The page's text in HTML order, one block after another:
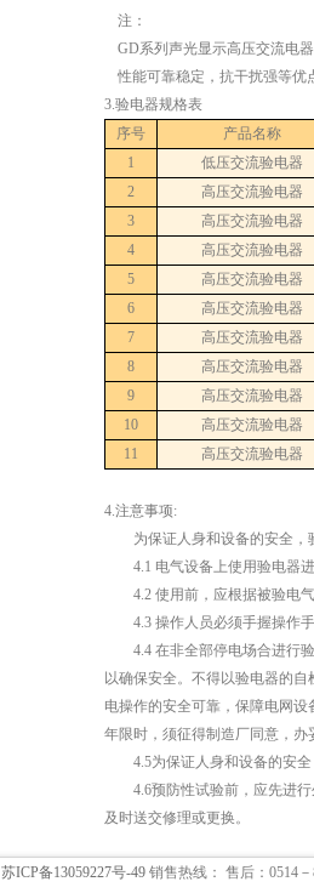
注：
GD系列声光显示高压交流电
性能可靠稳定，抗干扰强等优
3.验电器规格表
序号
产品名称
1
低压交流验电器
2
高压交流验电器
3
高压交流验电器
4
高压交流验电器
5
高压交流验电器
6
高压交流验电器
7
高压交流验电器
8
高压交流验电器
9
高压交流验电器
10
高压交流验电器
11
高压交流验电器
4.注意事项:
为保证人身和设备的安全，
4.1 电气设备上使用验电器进
4.2 使用前，应根据被验电气
4.3 操作人员必须手握操作手
4.4 在非全部停电场合进行验
以确保安全。不得以验电器的
电操作的安全可靠，保障电网
年限时，须征得制造厂同意，
4.5为保证人身和设备的安全
4.6预防性试验前，应先进行
及时送交修理或更换。
苏ICP备13059227号-49 销售热线： 售后：0514